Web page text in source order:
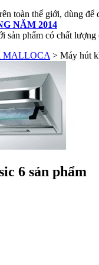
toàn thế giới, dùng để
NĂM 2014
sản phẩm có chất lượng
MALLOCA > Máy hút
6 sản phẩm